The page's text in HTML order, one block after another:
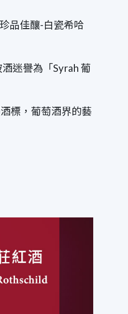
品佳釀-白瓷希哈
迷譽為「Syrah 葡
標，葡萄酒界的藝